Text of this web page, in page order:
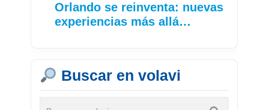
Orlando se reinventa: nuevas
experiencias más allá…
Buscar en volavi